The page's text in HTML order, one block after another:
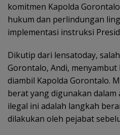
komitmen Kapolda
hukum dan perlindungan
implementasi instruksi
Dikutip dari lensatoday,
Gorontalo, Andi,
diambil Kapolda Gorontalo.
berat yang digunakan
ilegal ini adalah langkah
dilakukan oleh pejabat